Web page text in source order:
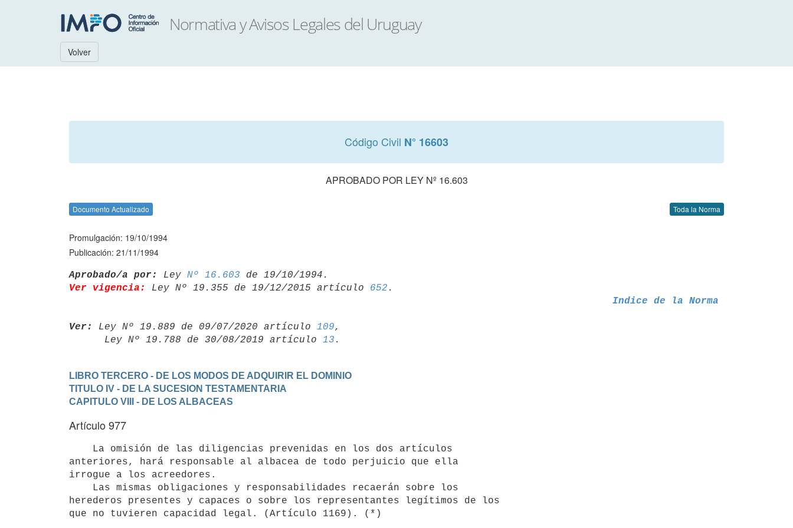
Volver
Código Civil N° 16603
APROBADO POR LEY Nº 16.603
Documento Actualizado Toda la Norma
Promulgación: 19/10/1994
Publicación: 21/11/1994
Aprobado/a por: Ley Nº 16.603
Ver vigencia:
Ley Nº 19.355 de 19/12/2015 artículo 652
Indice de la Norma
Ver: Ley Nº 19.889 de 09/07/2020 artículo 109,
      Ley Nº 19.788 de 30/08/2019 artículo
13
LIBRO TERCERO - DE LOS MODOS DE ADQUIRIR EL DOMINIO
TITULO IV - DE LA SUCESION TESTAMENTARIA
CAPITULO VIII - DE LOS ALBACEAS
Artículo 977
anteriores, hará responsable al albacea de todo perjuicio que ella
irrogue a los acreedores.
herederos presentes y capaces o sobre los representantes legítimos de los